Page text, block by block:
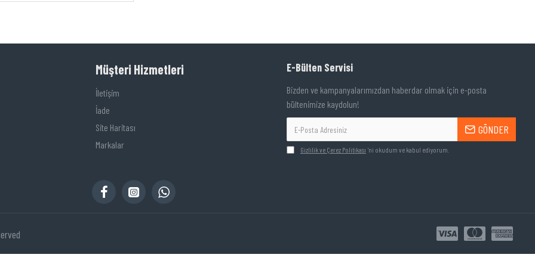
Müşteri Hizmetleri
İletişim
İade
Site Haritası
Markalar
E-Bülten Servisi
Bizden ve kampanyalarımızdan haberdar olmak için e-posta
bültenimize kaydolun!
GÖNDER
Gizlilik ve Çerez Politikası 'ni okudum ve kabul ediyorum.